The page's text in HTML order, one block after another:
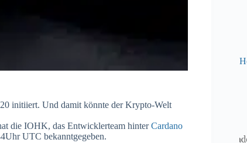
initiiert. Und damit könnte der Krypto-Welt
die IOHK, das Entwicklerteam hinterCardano
UTC bekanntgegeben.